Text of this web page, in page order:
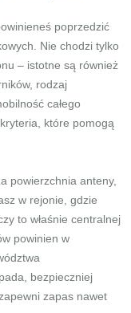
poprzedzić
Nie chodzi tylko
– istotne są również
rodzaj
całego
które pomogą
powierzchnia anteny,
w rejonie, gdzie
to właśnie centralnej
powinien w
bezpieczniej
zapas nawet